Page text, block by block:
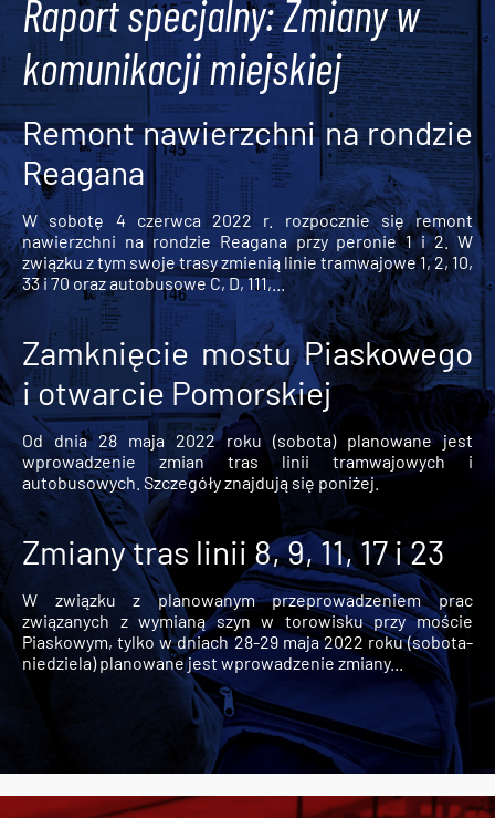
Raport specjalny: Zmiany w
komunikacji miejskiej
Remont nawierzchni na rondzie
Reagana
W sobotę 4 czerwca 2022 r. rozpocznie się remont
nawierzchni na rondzie Reagana przy peronie 1 i 2. W
związku z tym swoje trasy zmienią linie tramwajowe 1, 2, 10,
33 i 70 oraz autobusowe C, D, 111,...
Zamknięcie mostu Piaskowego
i otwarcie Pomorskiej
Od dnia 28 maja 2022 roku (sobota) planowane jest
wprowadzenie zmian tras linii tramwajowych i
autobusowych. Szczegóły znajdują się poniżej.
Zmiany tras linii 8, 9, 11, 17 i 23
W związku z planowanym przeprowadzeniem prac
związanych z wymianą szyn w torowisku przy moście
Piaskowym, tylko w dniach 28-29 maja 2022 roku (sobota-
niedziela) planowane jest wprowadzenie zmiany...